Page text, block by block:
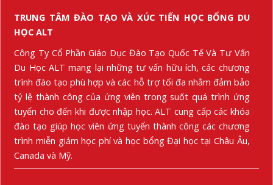
TRUNG TÂM ĐÀO TẠO VÀ XÚC TIẾN HỌC BỔNG DU
HỌC ALT
Công Ty Cổ Phần Giáo Dục Đào Tạo Quốc Tế Và Tư Vấn
Du Học ALT mang lại những tư vấn hữu ích, các chương
trình đào tạo phù hợp và các hỗ trợ tối đa nhằm đảm bảo
tỷ lệ thành công của ứng viên trong suốt quá trình ứng
tuyển cho đến khi được nhập học. ALT cung cấp các khóa
đào tạo giúp học viên ứng tuyển thành công các chương
trình miễn giảm học phí và học bổng Đại học tại Châu Âu,
Canada và Mỹ.